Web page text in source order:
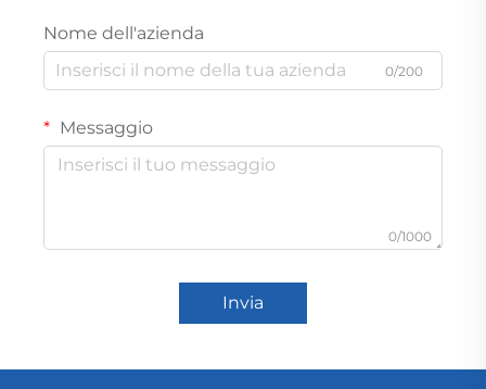
Nome dell'azienda
0/200
Messaggio
0/1000
Invia